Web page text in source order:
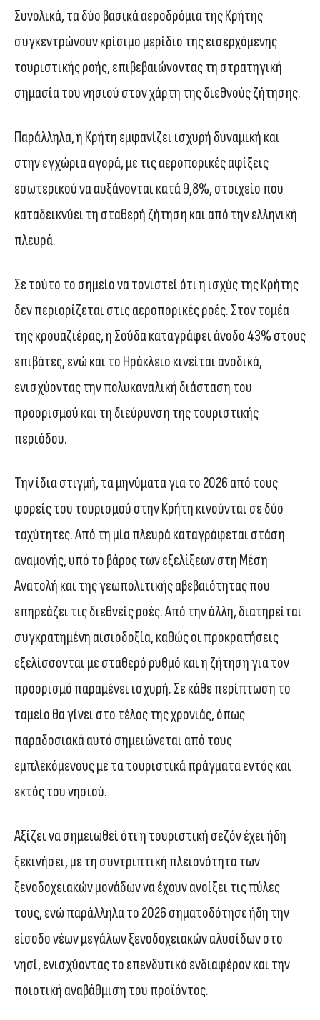
Συνολικά, τα δύο βασικά αεροδρόμια της Κρήτης
συγκεντρώνουν κρίσιμο μερίδιο της εισερχόμενης
τουριστικής ροής, επιβεβαιώνοντας τη στρατηγική
σημασία του νησιού στον χάρτη της διεθνούς ζήτησης.
Παράλληλα, η Κρήτη εμφανίζει ισχυρή δυναμική και
στην εγχώρια αγορά, με τις αεροπορικές αφίξεις
εσωτερικού να αυξάνονται κατά 9,8%, στοιχείο που
καταδεικνύει τη σταθερή ζήτηση και από την ελληνική
πλευρά.
Σε τούτο το σημείο να τονιστεί ότι η ισχύς της Κρήτης
δεν περιορίζεται στις αεροπορικές ροές. Στον τομέα
της κρουαζιέρας, η Σούδα καταγράφει άνοδο 43% στους
επιβάτες, ενώ και το Ηράκλειο κινείται ανοδικά,
ενισχύοντας την πολυκαναλική διάσταση του
προορισμού και τη διεύρυνση της τουριστικής
περιόδου.
Την ίδια στιγμή, τα μηνύματα για το 2026 από τους
φορείς του τουρισμού στην Κρήτη κινούνται σε δύο
ταχύτητες. Από τη μία πλευρά καταγράφεται στάση
αναμονής, υπό το βάρος των εξελίξεων στη Μέση
Ανατολή και της γεωπολιτικής αβεβαιότητας που
επηρεάζει τις διεθνείς ροές. Από την άλλη, διατηρείται
συγκρατημένη αισιοδοξία, καθώς οι προκρατήσεις
εξελίσσονται με σταθερό ρυθμό και η ζήτηση για τον
προορισμό παραμένει ισχυρή. Σε κάθε περίπτωση το
ταμείο θα γίνει στο τέλος της χρονιάς, όπως
παραδοσιακά αυτό σημειώνεται από τους
εμπλεκόμενους με τα τουριστικά πράγματα εντός και
εκτός του νησιού.
Αξίζει να σημειωθεί ότι η τουριστική σεζόν έχει ήδη
ξεκινήσει, με τη συντριπτική πλειονότητα των
ξενοδοχειακών μονάδων να έχουν ανοίξει τις πύλες
τους, ενώ παράλληλα το 2026 σηματοδότησε ήδη την
είσοδο νέων μεγάλων ξενοδοχειακών αλυσίδων στο
νησί, ενισχύοντας το επενδυτικό ενδιαφέρον και την
ποιοτική αναβάθμιση του προϊόντος.